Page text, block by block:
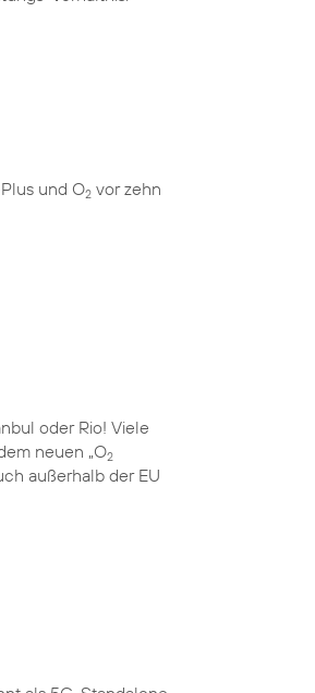
und O2 vor zehn
oder Rio! Viele
neuen „O2
außerhalb der EU